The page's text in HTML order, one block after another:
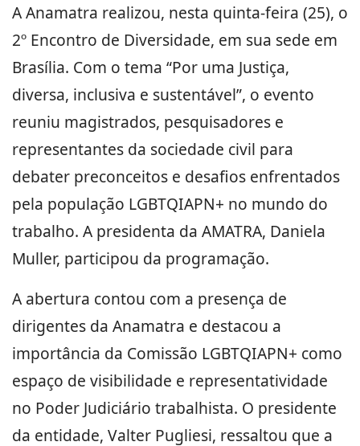
A Anamatra realizou, nesta quinta-feira (25), o
2º Encontro de Diversidade, em sua sede em
Brasília. Com o tema “Por uma Justiça,
diversa, inclusiva e sustentável”, o evento
reuniu magistrados, pesquisadores e
representantes da sociedade civil para
debater preconceitos e desafios enfrentados
pela população LGBTQIAPN+ no mundo do
trabalho. A presidenta da AMATRA, Daniela
Muller, participou da programação.
A abertura contou com a presença de
dirigentes da Anamatra e destacou a
importância da Comissão LGBTQIAPN+ como
espaço de visibilidade e representatividade
no Poder Judiciário trabalhista. O presidente
da entidade, Valter Pugliesi, ressaltou que a